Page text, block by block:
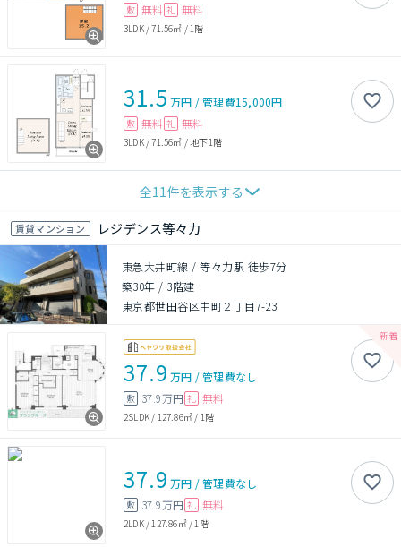
敷 無料 礼 無料
3LDK/71.56㎡ / 1階
31.5 万円 /管理費15,000円
敷 無料 礼 無料
3LDK/71.56㎡ /地下1階
全11件を表示する
賃貸マンション レジデンス等々力
東急大井町線 / 等々力駅 徒歩7分
築30年 / 3階建
東京都世田谷区中町２丁目7-23
37.9 万円 /管理費なし
敷 37.9万円 礼 無料
2SLDK / 127.86㎡ / 1階
37.9 万円 /管理費なし
敷 37.9万円 礼 無料
2LDK/ 127.86㎡/ 1階